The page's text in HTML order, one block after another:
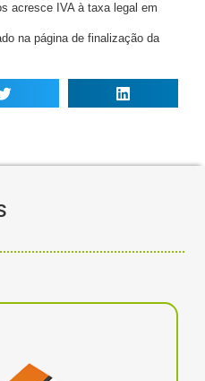
acresce IVA à taxa legal em
na página de finalização da